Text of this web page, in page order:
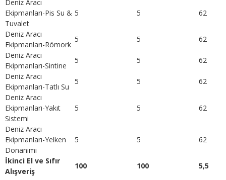
Deniz Aracı
Ekipmanları-Pis Su &
Tuvalet
5 5 62
Deniz Aracı
Ekipmanları-Römork
5 5
62
Deniz Aracı
Ekipmanları-Sintine
5 5
62
Deniz Aracı
Ekipmanları-Tatlı Su
5 5
62
Deniz Aracı
Ekipmanları-Yakıt
Sistemi
5 5 62
Deniz Aracı
Ekipmanları-Yelken
Donanımı
5 5 62
İkinci El ve Sıfır
Alışveriş
100 100 5,5